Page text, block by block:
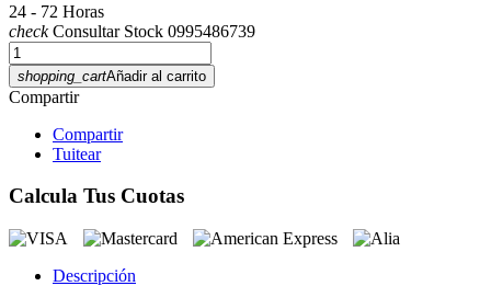
24 - 72 Horas
checkConsultar Stock 0995486739
shopping_cartAñadir al carrito
Compartir
Compartir
Tuitear
Calcula Tus Cuotas
Descripción